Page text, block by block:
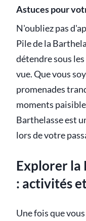
Astuces pour
N'oubliez pas
Pile de la
détendre sous
vue. Que vous
promenades
moments
Barthelasse est
lors de votre
Explorer la
: activités
Une fois que